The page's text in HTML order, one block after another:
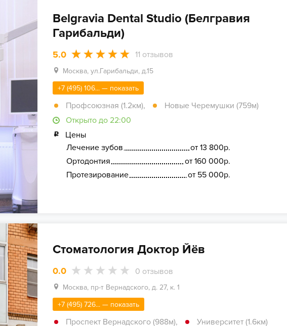
Belgravia Dental Studio (Белгравия
Гарибальди)
5.0 11 отзывов
Москва, ул.Гарибальди, д.15
+7 (495) 106... — показать
Профсоюзная (1.2км),
Новые Черемушки (759м)
Открыто до 22:00
Цены
Лечение зубов
от 13 800р.
Ортодонтия
от 160 000р.
Протезирование
от 55 000р.
Стоматология Доктор Йёв
0.0 0 отзывов
Москва, пр-т Вернадского, д. 27, к. 1
+7 (495) 726... — показать
Проспект Вернадского (988м), Университет (1.6км)